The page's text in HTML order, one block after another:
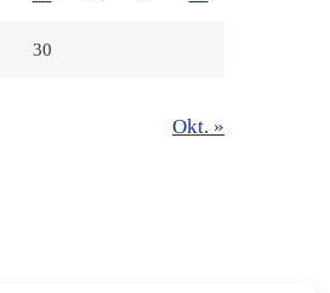
30
Okt. »